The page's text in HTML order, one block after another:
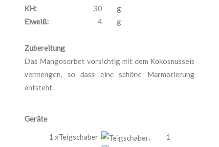
KH:
30
g
Eiweiß:
4 g
Zubereitung
Das Mangosorbet vorsichtig mit dem Kokosnusseis
vermengen, so dass eine schöne Marmorierung
entsteht.
Geräte
1 xTeigschaber ,
1